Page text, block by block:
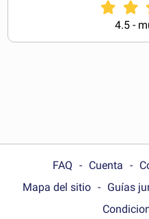
4.5 -
FAQ Cuenta
Mapa del sitio
Guías